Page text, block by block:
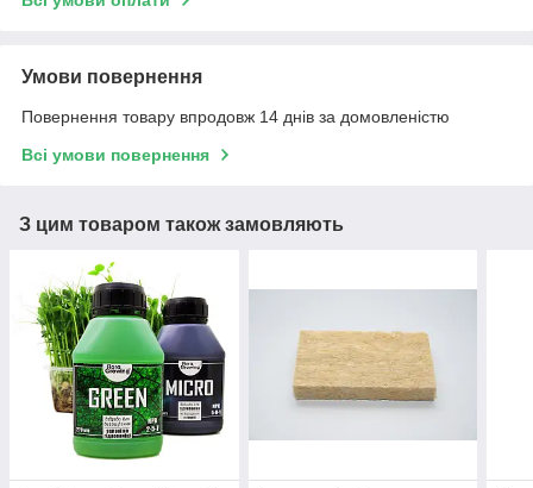
Умови повернення
Повернення товару впродовж 14 днів за домовленістю
Всі умови повернення
З цим товаром також замовляють